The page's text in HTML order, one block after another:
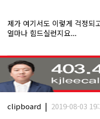
제가 여기서도 이렇게 걱정되
얼마나 힘드실런지요...
clipboard | 2019-08-03